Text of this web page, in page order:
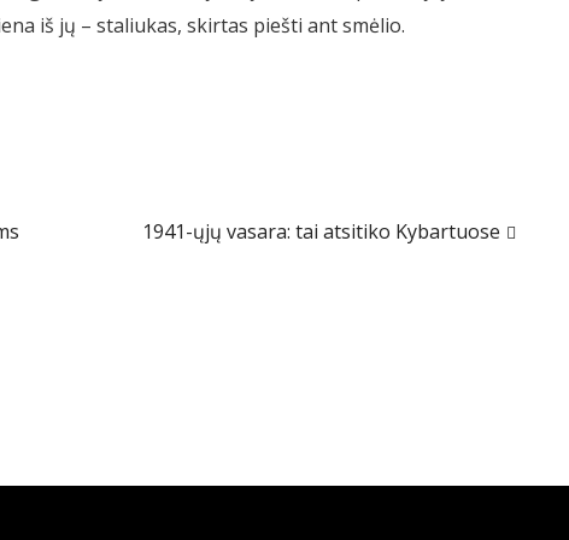
iš jų – staliukas, skirtas piešti ant smėlio.
1941-ųjų vasara: tai atsitiko Kybartuose